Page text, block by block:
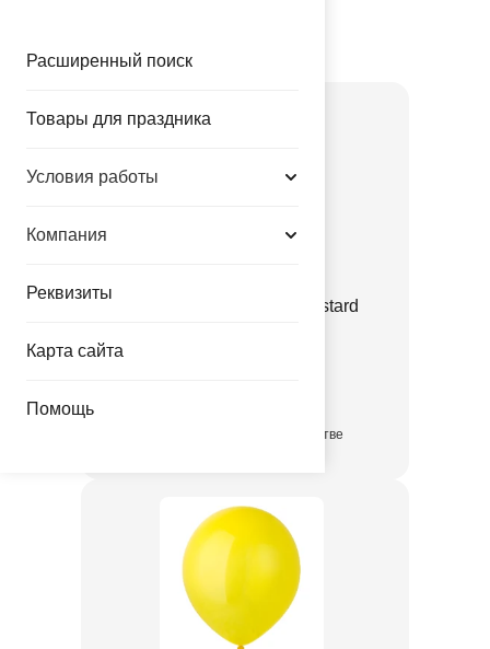
Расширенный поиск
Товары для праздника
Условия работы
Компания
Реквизиты
Карта сайта
Помощь
Товар из коллекции
Е 12" Пастель Retro Mustard
в достаточном количестве